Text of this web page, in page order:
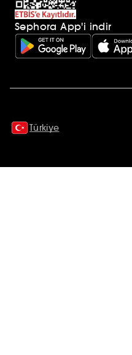
Sephora App'i indir
Türkiye